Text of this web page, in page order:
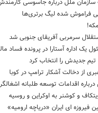
سازمان ملل درباره جاسوسی
فراموش شده لیگ برتری‌ها
سرمربی آفریقای جنوبی شد
یک اداره آستارا در پرونده فساد
جدیدش را انتخاب کرد
از دخالت آشکار ترامپ در کوبا
اقدامات توسعه طلبانه
و کوشنر به اوکراین و روسیه
فیروزه ای ایران «دریاچه ارومیه»